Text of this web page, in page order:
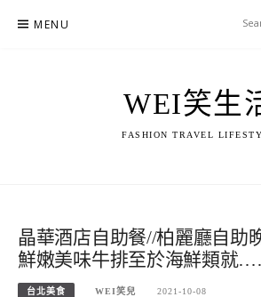
MENU
WEI笑生
FASHION TRAVEL
晶華酒店自助餐//柏麗廳自助
鮮嫩美味牛排至於海鮮類就
台北美食 WEI笑兒 2021-10-08